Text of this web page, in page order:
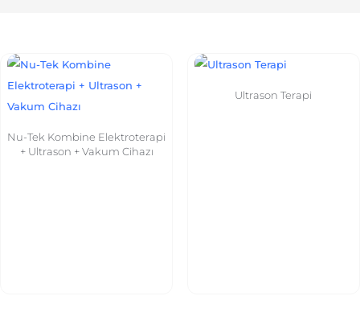
Nu-Tek Kombine Elektroterapi
+ Ultrason + Vakum Cihazı
Ultrason Terapi